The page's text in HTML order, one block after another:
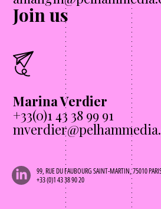
Join us
Marina Verdier
+33(0)1 43 38 99 91
99, RUE DU FAUBOURG SAINT-MARTIN, 75010
+33 (0)1 43 38 90 20